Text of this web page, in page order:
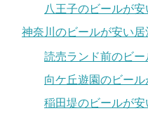
八王子のビールが安
神奈川のビールが安い居
読売ランド前のビ
向ケ丘遊園のビー
稲田堤のビールが安